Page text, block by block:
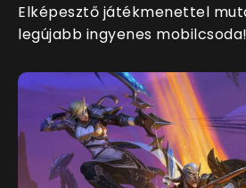
Elképesztő játékmenettel
legújabb ingyenes mobilcsoda!